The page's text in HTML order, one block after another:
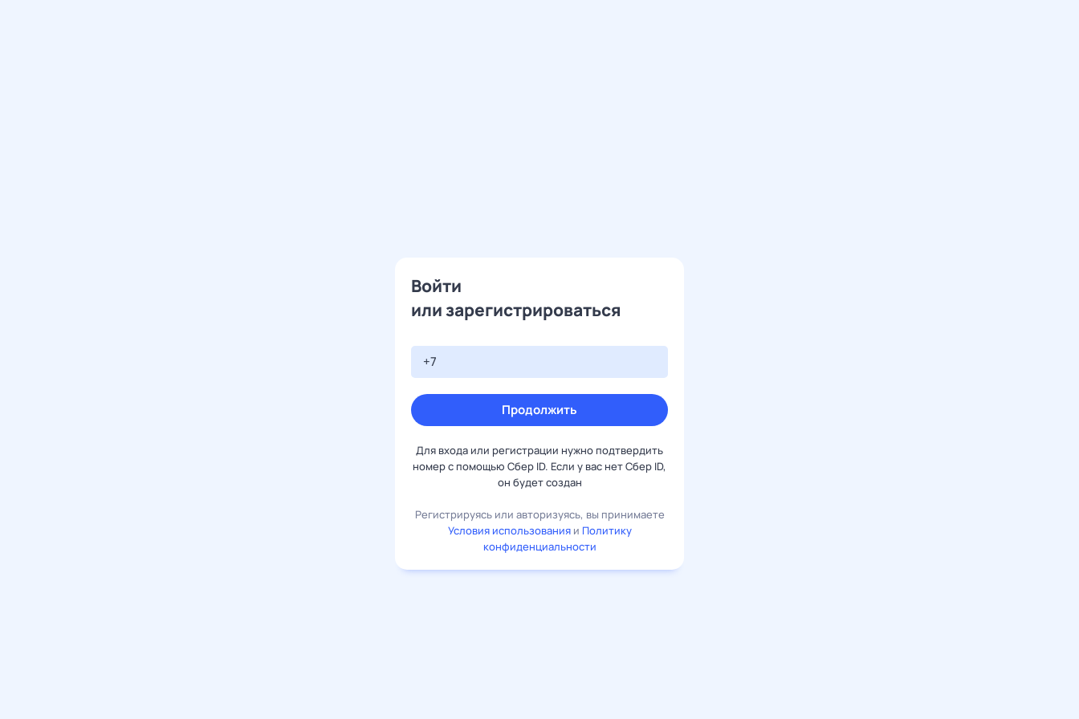
Войти
или зарегистрироваться
Продолжить
Для входа или регистрации нужно подтвердить
номер с помощью Сбер ID. Если у вас нет Сбер ID,
он будет создан
Регистрируясь или авторизуясь, вы принимаете
Условия использованияи Политику
конфиденциальности